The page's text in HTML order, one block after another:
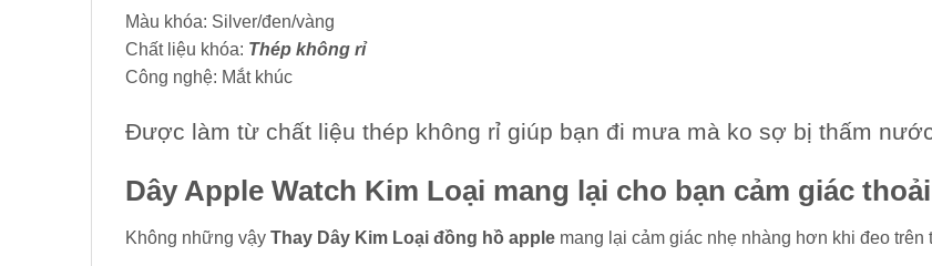
Màu khóa: Silver/đen/vàng
Chất liệu khóa: Thép không rỉ
Công nghệ: Mắt khúc
Được làm từ chất liệu thép không rỉ giúp bạn đi mưa mà ko sợ bị thấm
Dây Apple Watch Kim Loại mang lại cho bạn cảm giác
Không những vậy Thay Dây Kim Loại đồng hồ apple mang lại cảm giác nhẹ nhàng hơn khi đeo trên